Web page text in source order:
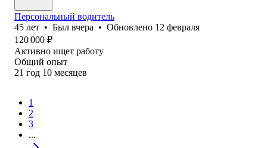
Персональный водитель
45 лет • Был вчера • Обновлено 12 февраля
120 000 ₽
Активно ищет работу
Общий опыт
21 год 10 месяцев
1
2
3
...